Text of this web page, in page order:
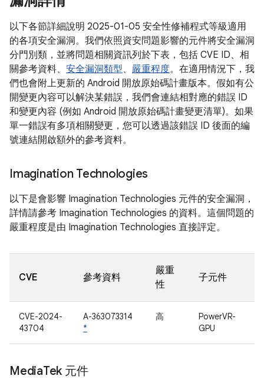
以下各節詳細說明 2025-01-05 安全性修補程式等級適用
的各項安全漏洞。我們依照資安問題影響的元件將安全漏洞
分門別類，並將問題相關資訊列於下表，包括 CVE ID、相
關參考資料、 安全漏洞類型、 嚴重程度。在適用情況下，我
們也會附上更新的 Android 開放原始碼計畫版本。假如有公
開變更內容可以解決某錯誤，我們會連結相對應的錯誤 ID
和變更內容 (例如 Android 開放原始碼計畫變更清單)。如果
單一錯誤有多項相關變更，您可以透過該錯誤 ID 後面的編
號連結開啟額外的參考資料。
Imagination Technologies
以下是會影響 Imagination Technologies 元件的安全漏洞，
詳情請參考 Imagination Technologies 的資料。這個問題的
嚴重程度是由 Imagination Technologies 直接評定。
CVE 參考資料
嚴重
性
子元件
CVE-2024-
43704
A-363073314
*
高
PowerVR-
GPU
MediaTek 元件